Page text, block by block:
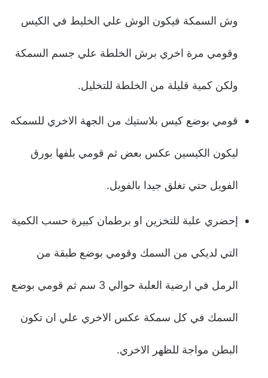
وش السمكة فيكون الوش علي الخليط في الكيس
وقومي مرة اخري برش الخلطة علي جسم السمكة
ولكن كمية قليلة من الخلطة للتخليل.
قومي بوضع كيس بلاستيك من الجهة الاخري للسمكه
ليكون الكيسين عكس بعض ثم قومي بلفها بورق
الفويل حتي تغلق جيدا بالفويل.
إحضري علبة للتخزين او برطمان كبيرة حسب الكمية
التي لديكي من السمك وقومي بوضع طبقة من
الرمل في ارضية العلبة حوالي 3 سم ثم قومي بوضع
السمك في كل سمكة عكس الاخري علي ان تكون
البطن مواجة للظهر الاخري.